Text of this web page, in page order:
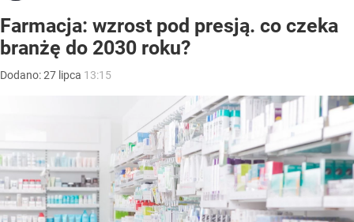
Farmacja: wzrost pod presją. co czeka
branżę do 2030 roku?
Dodano:27 lipca 13:15